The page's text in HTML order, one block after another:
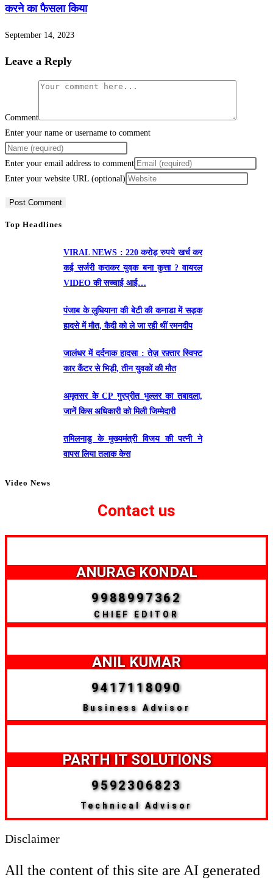
करने का फैसला किया
September 14, 2023
Leave a Reply
Comment
Enter your name or username to comment
Enter your email address to comment
Enter your website URL (optional)
Top Headlines
VIRAL NEWS : 220 करोड़ रुपये खर्च कर
कई सर्जरी कराकर युवक बना कुत्ता ? वायरल
VIDEO की सच्चाई आई…
पंजाब के लुधियाना की बेटी की कनाडा में सड़क
हादसे में माैत, कैदी को ले जा रही थीं रमनदीप
जालंधर में दर्दनाक हादसा : तेज़ रफ़्तार स्विफ्ट
कार कैंटर से भिड़ी, तीन युवकों की मौत
अमृतसर के CP गुरप्रीत भुल्लर का तबादला,
जानें किस अधिकारी को मिली जिम्मेदारी
तमिलनाडु के मुख्यमंत्री विजय की पत्नी ने
वापस लिया तलाक केस
Video News
Contact us
ANURAG KONDAL
9988997362
CHIEF EDITOR
ANIL KUMAR
9417118090
Business Advisor
PARTH IT SOLUTIONS
9592306823
Technical Advisor
Disclaimer
All the content of this site are AI generated